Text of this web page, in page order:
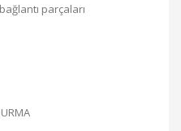
parçaları